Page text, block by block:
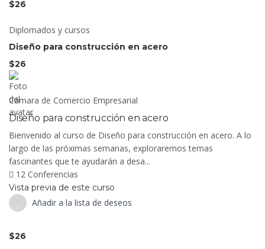
$26
Diplomados y cursos
Diseño para construcción en acero
$26
Cámara de Comercio Empresarial
Diseño para construcción en acero
Bienvenido al curso de Diseño para construcción en acero. A lo
largo de las próximas semanas, exploraremos temas
fascinantes que te ayudarán a desa...
12 Conferencias
Vista previa de este curso
Añadir a la lista de deseos
$26